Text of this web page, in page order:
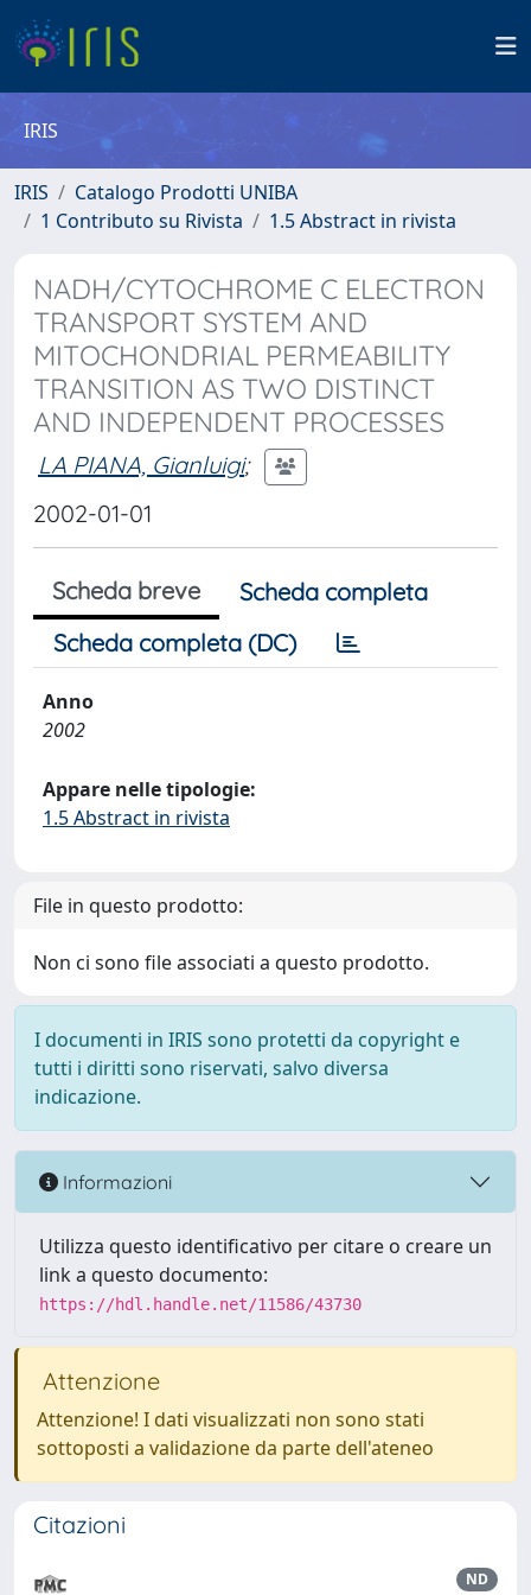
IRIS
IRIS
Catalogo Prodotti UNIBA
1 Contributo su Rivista
1.5 Abstract in rivista
NADH/CYTOCHROME C ELECTRON
TRANSPORT SYSTEM AND
MITOCHONDRIAL PERMEABILITY
TRANSITION AS TWO DISTINCT
AND INDEPENDENT PROCESSES
LA PIANA, Gianluigi;
2002-01-01
Scheda breve
Scheda completa
Scheda completa (DC)
Anno
2002
Appare nelle tipologie:
1.5 Abstract in rivista
File in questo prodotto:
Non ci sono file associati a questo prodotto.
I documenti in IRIS sono protetti da copyright e
tutti i diritti sono riservati, salvo diversa
indicazione.
Informazioni
Utilizza questo identificativo per citare o creare un
link a questo documento:
https://hdl.handle.net/11586/43730
Attenzione
Attenzione! I dati visualizzati non sono stati
sottoposti a validazione da parte dell'ateneo
Citazioni
ND